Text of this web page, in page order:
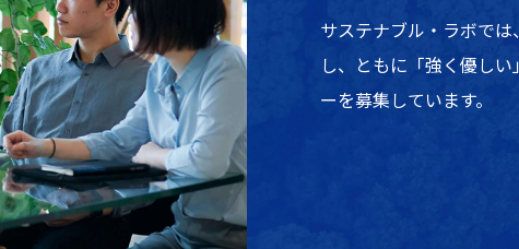
サステナブル・ラボで
し、ともに「強く優し
ーを募集しています。